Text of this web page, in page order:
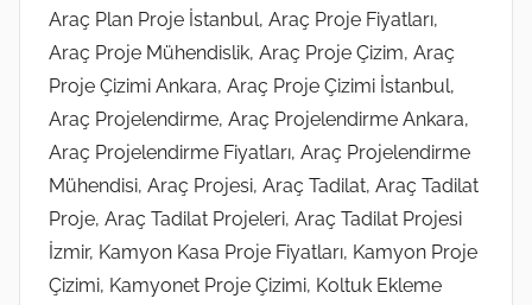
Araç Plan Proje İstanbul, Araç Proje Fiyatları,
Araç Proje Mühendislik, Araç Proje Çizim, Araç
Proje Çizimi Ankara, Araç Proje Çizimi İstanbul,
Araç Projelendirme, Araç Projelendirme Ankara,
Araç Projelendirme Fiyatları, Araç Projelendirme
Mühendisi, Araç Projesi, Araç Tadilat, Araç Tadilat
Proje, Araç Tadilat Projeleri, Araç Tadilat Projesi
İzmir, Kamyon Kasa Proje Fiyatları, Kamyon Proje
Çizimi, Kamyonet Proje Çizimi, Koltuk Ekleme